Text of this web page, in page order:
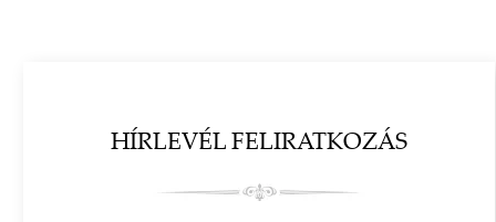
HÍRLEVÉL FELIRATKOZÁS